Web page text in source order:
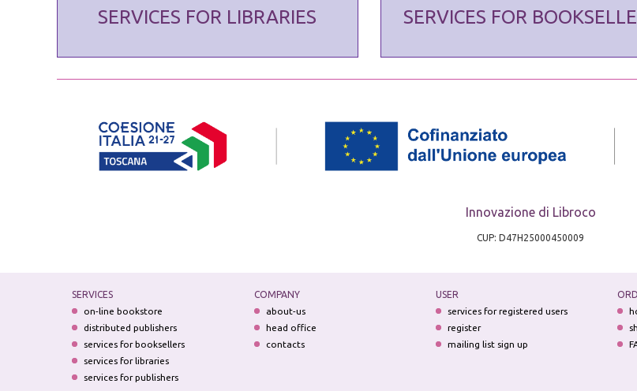
SERVICES FOR LIBRARIES SERVICES FOR
Innovazione di Libroco
CUP: D47H25000450009
SERVICES
on-line bookstore
distributed publishers
services for booksellers
services for libraries
services for publishers
COMPANY
about-us
head office
contacts
USER
services for registered users
register
mailing list sign up